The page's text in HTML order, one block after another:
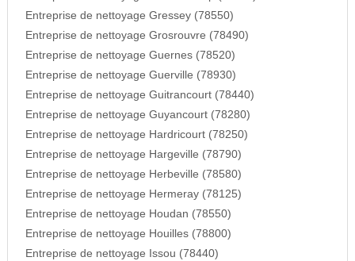
Entreprise de nettoyage Gressey (78550)
Entreprise de nettoyage Grosrouvre (78490)
Entreprise de nettoyage Guernes (78520)
Entreprise de nettoyage Guerville (78930)
Entreprise de nettoyage Guitrancourt (78440)
Entreprise de nettoyage Guyancourt (78280)
Entreprise de nettoyage Hardricourt (78250)
Entreprise de nettoyage Hargeville (78790)
Entreprise de nettoyage Herbeville (78580)
Entreprise de nettoyage Hermeray (78125)
Entreprise de nettoyage Houdan (78550)
Entreprise de nettoyage Houilles (78800)
Entreprise de nettoyage Issou (78440)